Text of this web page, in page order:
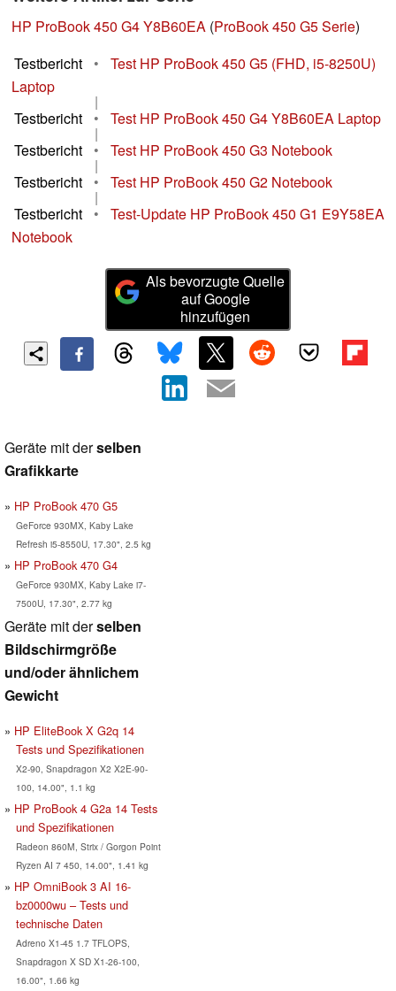
HP ProBook 450 G4 Y8B60EA (ProBook 450 G5 Serie)
Testbericht
•
Test HP ProBook 450 G5 (FHD, i5-8250U)
Laptop
|
Testbericht
• Test HP ProBook 450 G4 Y8B60EA Laptop
|
Testbericht
• Test HP ProBook 450 G3 Notebook
|
Testbericht
• Test HP ProBook 450 G2 Notebook
|
Testbericht
•
Test-Update HP ProBook 450 G1 E9Y58EA
Notebook
Als bevorzugte Quelle
auf Google
hinzufügen
Geräte mit derselben
Grafikkarte
HP ProBook 470 G5
GeForce 930MX, Kaby Lake
Refresh i5-8550U, 17.30", 2.5 kg
HP ProBook 470 G4
GeForce 930MX, Kaby Lake i7-
7500U, 17.30", 2.77 kg
Geräte mit derselben
Bildschirmgröße
und/oder ähnlichem
Gewicht
HP EliteBook X G2q 14
Tests und Spezifikationen
X2-90, Snapdragon X2 X2E-90-
100, 14.00", 1.1 kg
HP ProBook 4 G2a 14 Tests
und Spezifikationen
Radeon 860M, Strix / Gorgon Point
Ryzen AI 7 450, 14.00", 1.41 kg
HP OmniBook 3 AI 16-
bz0000wu – Tests und
technische Daten
Adreno X1-45 1.7 TFLOPS,
Snapdragon X SD X1-26-100,
16.00", 1.66 kg